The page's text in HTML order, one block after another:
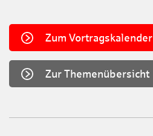
Zum Vortragskalender
Zur Themenübersicht